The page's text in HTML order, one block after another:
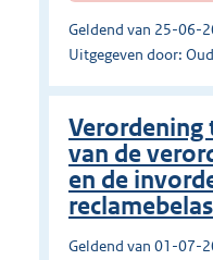
Geldend van 25-06-
Uitgegeven door:
van de
en de
Geldend van 01-07-